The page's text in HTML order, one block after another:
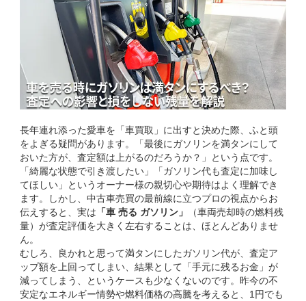
長年連れ添った愛車を「車買取」に出すと決めた際、ふと頭
をよぎる疑問があります。「最後にガソリンを満タンにして
おいた方が、査定額は上がるのだろうか？」という点です。
「綺麗な状態で引き渡したい」「ガソリン代も査定に加味し
てほしい」というオーナー様の親切心や期待はよく理解でき
ます。しかし、中古車売買の最前線に立つプロの視点からお
伝えすると、実は 「車 売る ガソリン」
（車両売却時の燃料残
量）が査定評価を大きく左右することは、ほとんどありませ
ん。
むしろ、良かれと思って満タンにしたガソリン代が、査定ア
ップ額を上回ってしまい、結果として「手元に残るお金」が
減ってしまう、というケースも少なくないのです。昨今の不
安定なエネルギー情勢や燃料価格の高騰を考えると、1円でも